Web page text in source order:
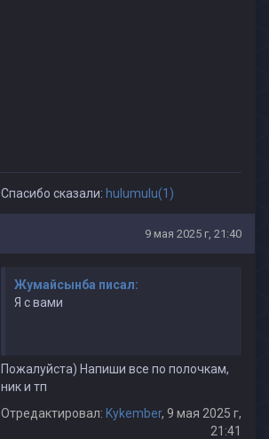
Спасибо сказали: hulumulu(1)
9 мая 2025 г, 21:40
Жумайсынба писал:
Я с вами
Пожалуйста) Напиши все по полочкам,
ник и тп
Отредактировал: Kykember, 9 мая 2025 г,
21:41